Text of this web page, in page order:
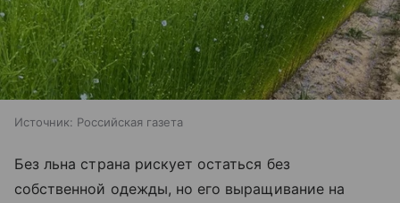
Источник: Российская газета
Без льна страна рискует остаться без
собственной одежды, но его выращивание на